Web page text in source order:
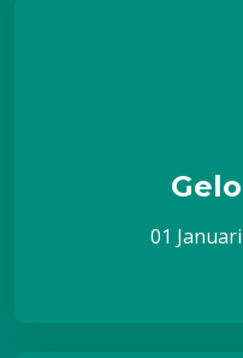
01